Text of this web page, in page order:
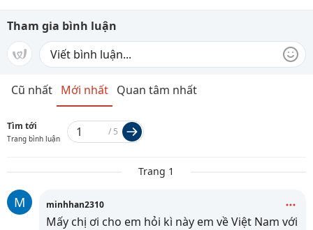
Tham gia bình luận
Cũ nhất Mới nhất Quan tâm nhất
Tìm tới
Trang bình luận
/ 5
Trang 1
M minhhan2310
Mấy chị ơi cho em hỏi kì này em về Việt Nam với